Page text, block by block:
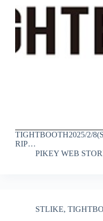
TIGHTBOOTH2025/2/
RIP…
PIKEY WEB
STLIKE,